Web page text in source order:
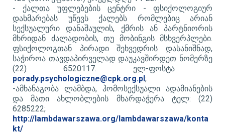
- ​ ქალთა უფლებების ცენტრი - ფსიქოლოგიურ
დახმარებას უწევს ქალებს რომლებიც არიან
სექსუალური დანაშაულის, ქმრის ან პარტნიორის
მხრიდან ძალადობის, თუ მობინგის მსხვერპლები.
ფსიქოლოგთან პირადი შეხვედრის დასანიშნად,
საჭიროა თავდაპირველად დაუკავშირდეთ ნომერზე
(22) 6520117. ელ-ფოსტა
porady.psychologiczne@cpk.org.pl;
​-ამხანაგობა ლამბდა, ჰომოსექსუალი ადამიანების
და მათი ახლობლების მხარდაჭერა ტელ: (22)
6285222;
http://lambdawarszawa.org/lambdawarszawa/konta
kt/